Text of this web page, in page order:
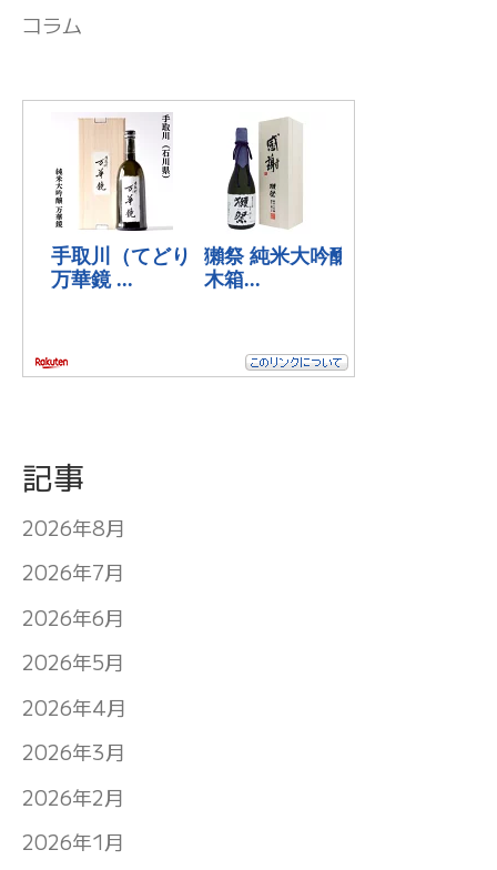
コラム
記事
2026年8月
2026年7月
2026年6月
2026年5月
2026年4月
2026年3月
2026年2月
2026年1月